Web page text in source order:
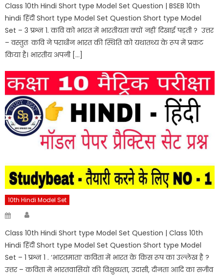
Class 10th Hindi Short type Model Set Question | BSEB 10th
hindi हिंदी Short type Model Set Question Short type Model
Set – 3 प्रश्न 1. कवि को भारत में भारतीयता क्यों नहीं दिखाई पड़ती ? उत्तर
– वस्तुतः कवि ने पराधीन भारत की स्थिति को यथातथ्य के रूप में प्रकट
किया है। भारतीय अपनी […]
10th Hindi Model Set
Posted
Class 10th Hindi Short type Model Set Question | Class 10th
Hindi हिंदी Short type Model Set Question Short type Model
Set – 1 प्रश्न 1 . ‘भारतमाता‘ कविता में भारत के किस रूप का उल्लेख है ?
उत्तर – कविता में भारतवासियों की विक्षुब्धता, उदासी, दीनता आदि का सजीव